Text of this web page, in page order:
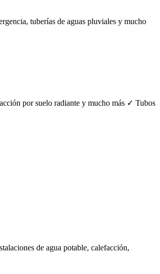
tuberías de aguas pluviales y mucho
por suelo radiante y mucho más ✓ Tubos
de agua potable, calefacción,